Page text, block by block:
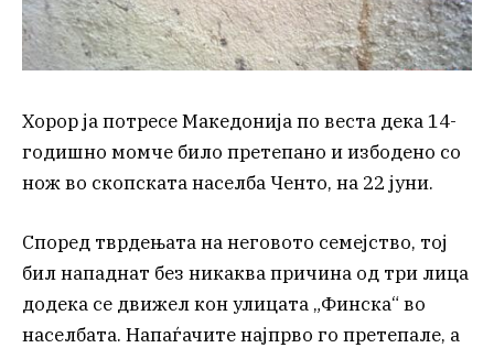
Хорор ја потресе Македонија по веста дека 14-
годишно момче било претепано и избодено со
нож во скопската населба Ченто, на 22 јуни.
Според тврдењата на неговото семејство, тој
бил нападнат без никаква причина од три лица
додека се движел кон улицата „Финска“ во
населбата. Напаѓачите најпрво го претепале, а